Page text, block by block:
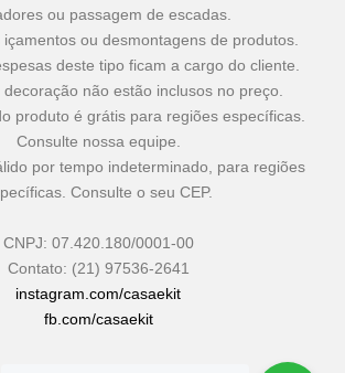
ou passagem de escadas.
ou desmontagens de produtos.
deste tipo ficam a cargo do cliente.
não estão inclusos no preço.
produto é grátis para regiões específicas.
Consulte nossa equipe.
por tempo indeterminado, para regiões
Consulte o seu CEP.
CNPJ: 07.420.180/0001-00
Contato: (21) 97536-2641
instagram.com/casaekit
fb.com/casaekit